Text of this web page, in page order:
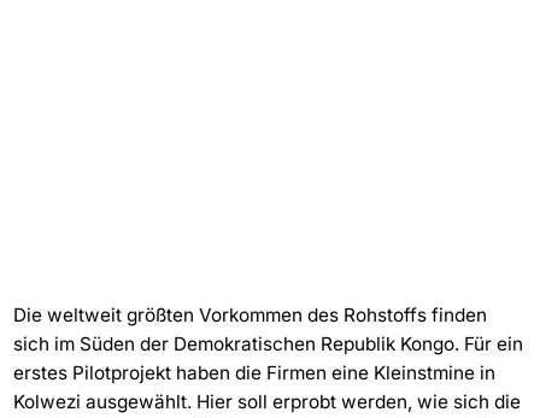
Die weltweit größten Vorkommen des Rohstoffs finden
sich im Süden der Demokratischen Republik Kongo. Für ein
erstes Pilotprojekt haben die Firmen eine Kleinstmine in
Kolwezi ausgewählt. Hier soll erprobt werden, wie sich die